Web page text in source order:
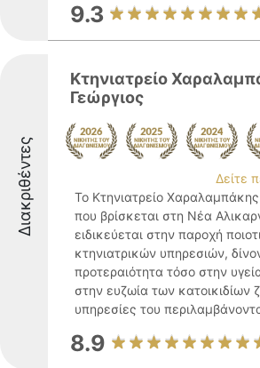
9.3
Διακριθέντες
Κτηνιατρείο
Γεώργιος
Δείτε
Το Κτηνιατρείο Χαραλαμπάκης
που βρίσκεται στη Νέα
ειδικεύεται στην παροχή
κτηνιατρικών υπηρεσιών,
προτεραιότητα τόσο στην
στην ευζωία των κατοικιδίων
υπηρεσίες του
8.9